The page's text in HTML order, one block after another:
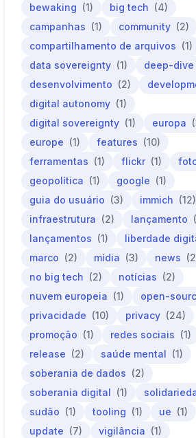
bewaking (1) big tech (4)
campanhas (1) community (2)
compartilhamento de arquivos (1)
data sovereignty (1) deep-dive
desenvolvimento (2)
digital autonomy (1)
digital sovereignty (1) europa
europe (1) features (10)
ferramentas (1) flickr (1)
geopolítica (1) google (1)
guia do usuário (3) immich (12)
infraestrutura (2) lançamento
lançamentos (1) liberdade
marco (2) mídia (3) news
no big tech (2) notícias (2)
nuvem europeia (1) open-
privacidade (10) privacy (24)
promoção (1) redes sociais (1)
release (2) saúde mental (1)
soberania de dados (2)
soberania digital (1)
sudão (1) tooling (1) ue (1)
update (7) vigilância (1)